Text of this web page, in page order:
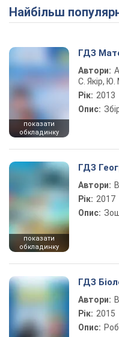
Найбільш
показати
обкладинку
ГДЗ
Автори:
С. Якір, Ю.
Рік: 2013
Опис:
показати
обкладинку
ГДЗ
Автори:
Рік: 2017
Опис:
ГДЗ
Автори:
Рік: 2015
Опис: